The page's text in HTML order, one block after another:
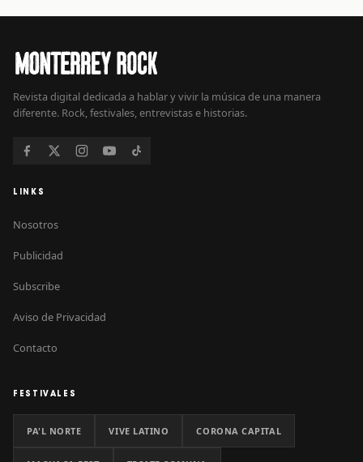
Revista digital dedicada a hablar y vivir la música de una manera
diferente. Rock, festivales, entrevistas e historias.
LINKS
Nosotros
Publicidad
Subscribe
Aviso de Privacidad
Contacto
FESTIVALES
PA'L NORTE VIVE LATINO CORONA CAPITAL